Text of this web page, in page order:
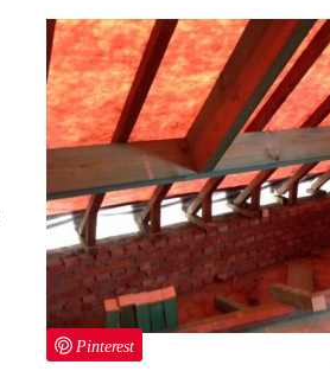
Pinterest